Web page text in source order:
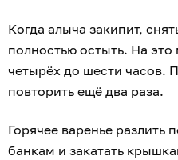
Когда алыча закипит,
полностью остыть. На
четырёх до шести часов.
повторить ещё два раза.
Горячее варенье разлить
банкам и закатать